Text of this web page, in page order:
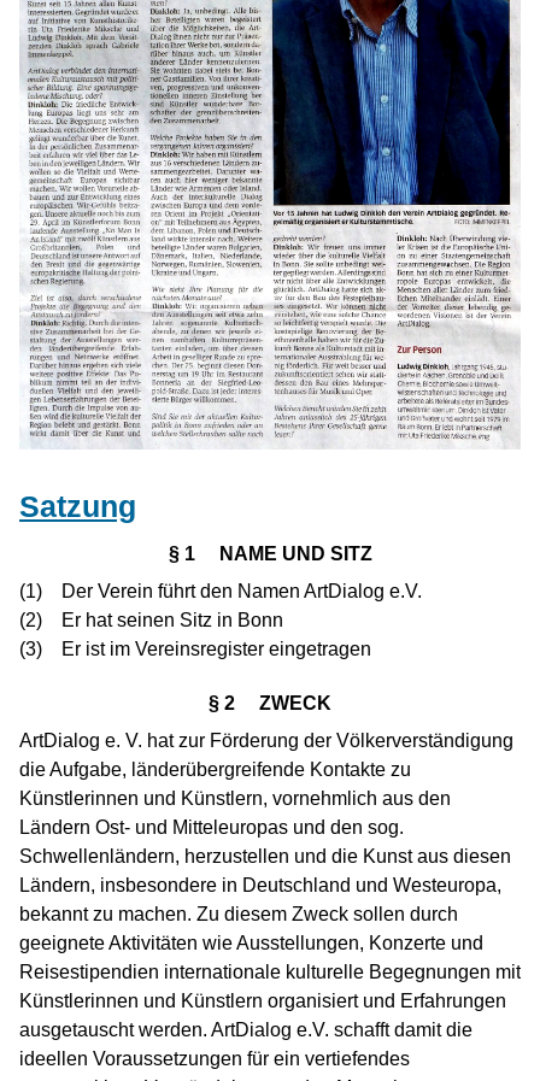
Satzung
§ 1 NAME UND SITZ
(1) Der Verein führt den Namen ArtDialog e.V.
(2) Er hat seinen Sitz in Bonn
(3) Er ist im Vereinsregister eingetragen
§ 2 ZWECK
ArtDialog e. V. hat zur Förderung der Völkerverständigung
die Aufgabe, länderübergreifende Kontakte zu
Künstlerinnen und Künstlern, vornehmlich aus den
Ländern Ost- und Mitteleuropas und den sog.
Schwellenländern, herzustellen und die Kunst aus diesen
Ländern, insbesondere in Deutschland und Westeuropa,
bekannt zu machen. Zu diesem Zweck sollen durch
geeignete Aktivitäten wie Ausstellungen, Konzerte und
Reisestipendien internationale kulturelle Begegnungen mit
Künstlerinnen und Künstlern organisiert und Erfahrungen
ausgetauscht werden. ArtDialog e.V. schafft damit die
ideellen Voraussetzungen für ein vertiefendes